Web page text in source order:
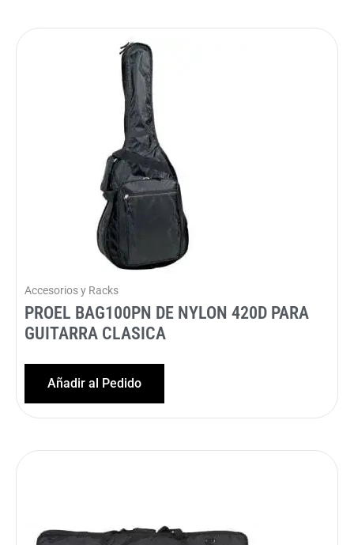
Accesorios y Racks
PROEL BAG100PN DE NYLON 420D PARA
GUITARRA CLASICA
Añadir al Pedido